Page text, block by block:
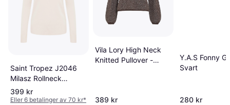
Saint Tropez J2046
Milasz Rollneck
Pullover Kvinde
Høyhalset - Hvid
399 kr
Eller 6 betalinger av 70 kr*
Vila Lory High Neck
Knitted Pullover -
389 kr
Y.A.S Fonny
Svart
280 kr